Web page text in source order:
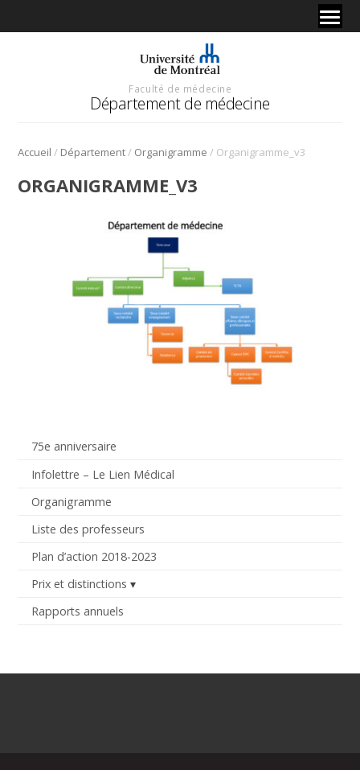
Faculté de médecine
Département de médecine
Accueil / Département/ Organigramme / Organigramme_v3
75e anniversaire
Infolettre – Le Lien Médical
Organigramme
Liste des professeurs
Plan d’action 2018-2023
Prix et distinctions
Rapports annuels
ORGANIGRAMME_V3